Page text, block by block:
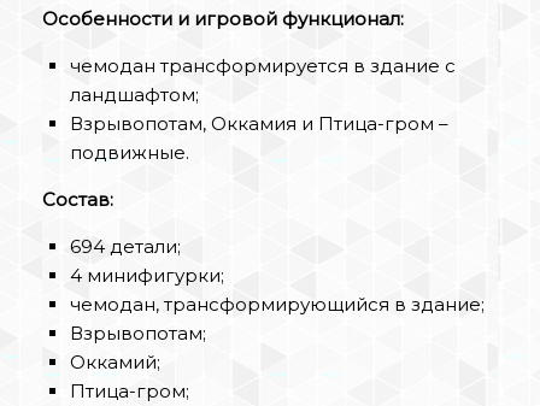
Особенности и игровой функционал:
чемодан трансформируется в здание с
ландшафтом;
Взрывопотам, Оккамия и Птица-гром –
подвижные.
Состав:
694 детали;
4 минифигурки;
чемодан, трансформирующийся в здание;
Взрывопотам;
Оккамий;
Птица-гром;